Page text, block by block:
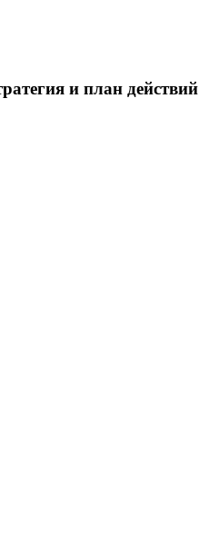
и план действий